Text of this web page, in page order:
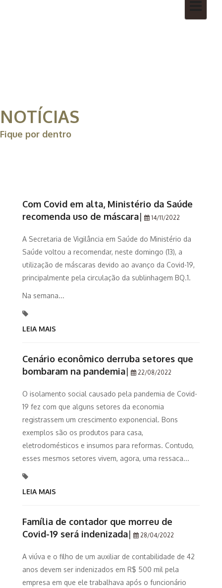
NOTÍCIAS
Fique por dentro
Com Covid em alta, Ministério da Saúde
recomenda uso de máscara| 14/11/2022
A Secretaria de Vigilância em Saúde do Ministério da
Saúde voltou a recomendar, neste domingo (13), a
utilização de máscaras devido ao avanço da Covid-19,
principalmente pela circulação da sublinhagem BQ.1.
Na semana...
LEIA MAIS
Cenário econômico derruba setores que
bombaram na pandemia| 22/08/2022
O isolamento social causado pela pandemia de Covid-
19 fez com que alguns setores da economia
registrassem um crescimento exponencial. Bons
exemplos são os produtos para casa,
eletrodomésticos e insumos para reformas. Contudo,
esses mesmos setores vivem, agora, uma ressaca...
LEIA MAIS
Família de contador que morreu de
Covid-19 será indenizada| 28/04/2022
A viúva e o filho de um auxiliar de contabilidade de 42
anos devem ser indenizados em R$ 500 mil pela
empresa em que ele trabalhava após o funcionário